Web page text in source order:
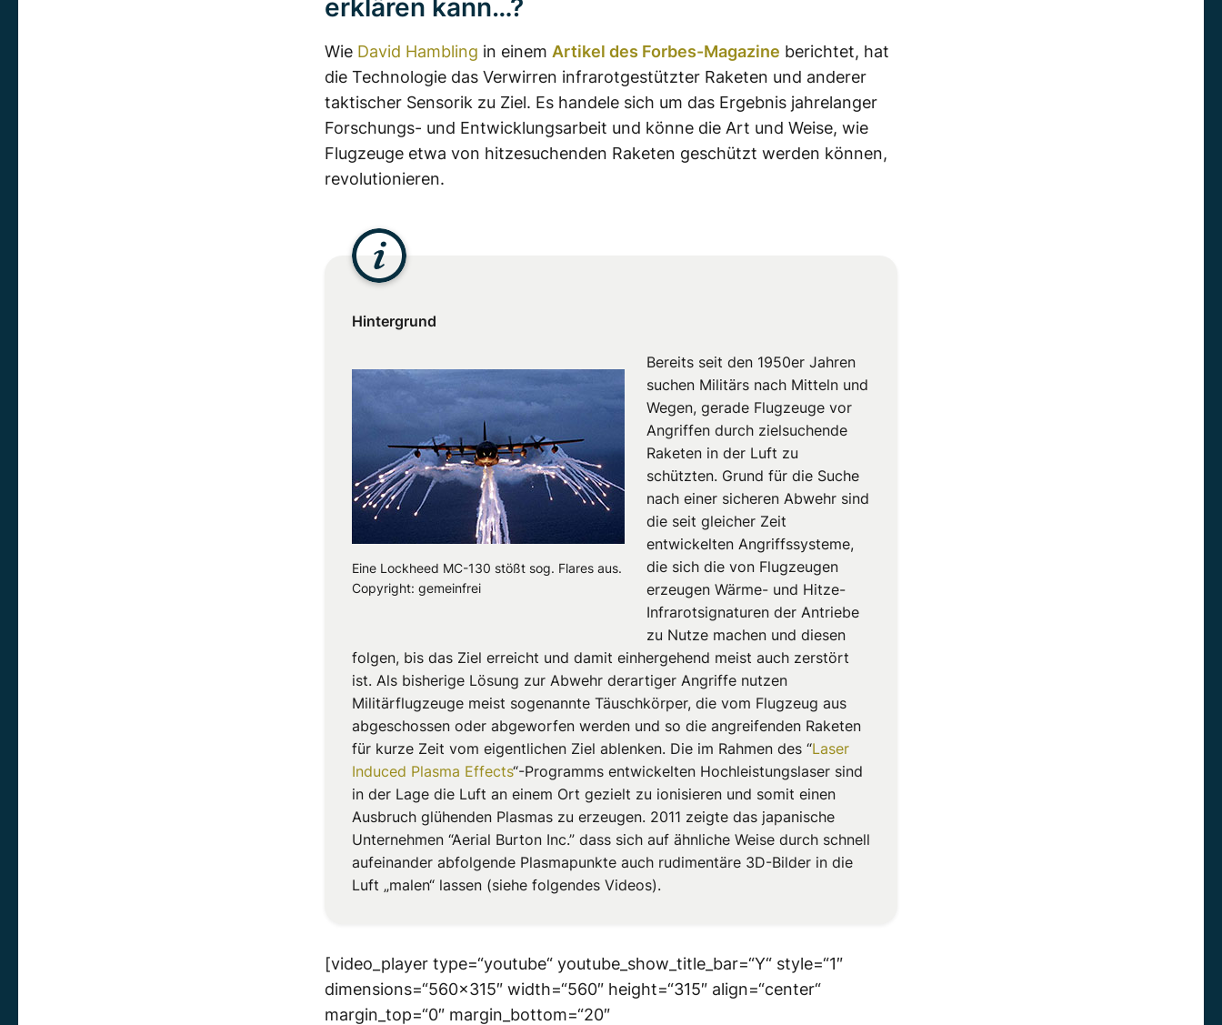
erklären kann…?
Wie David Hambling in einem Artikel des Forbes-Magazine berichtet, hat
die Technologie das Verwirren infrarotgestützter Raketen und anderer
taktischer Sensorik zu Ziel. Es handele sich um das Ergebnis jahrelanger
Forschungs- und Entwicklungsarbeit und könne die Art und Weise, wie
Flugzeuge etwa von hitzesuchenden Raketen geschützt werden können,
revolutionieren.
Hintergrund
Eine Lockheed MC-130 stößt sog. Flares aus.
Copyright: gemeinfrei
Bereits seit den 1950er Jahren
suchen Militärs nach Mitteln und
Wegen, gerade Flugzeuge vor
Angriffen durch zielsuchende
Raketen in der Luft zu
schützten. Grund für die Suche
nach einer sicheren Abwehr sind
die seit gleicher Zeit
entwickelten Angriffssysteme,
die sich die von Flugzeugen
erzeugen Wärme- und Hitze-
Infrarotsignaturen der Antriebe
zu Nutze machen und diesen
folgen, bis das Ziel erreicht und damit einhergehend meist auch zerstört
ist. Als bisherige Lösung zur Abwehr derartiger Angriffe nutzen
Militärflugzeuge meist sogenannte Täuschkörper, die vom Flugzeug aus
abgeschossen oder abgeworfen werden und so die angreifenden Raketen
für kurze Zeit vom eigentlichen Ziel ablenken. Die im Rahmen des “Laser
Induced Plasma Effects“-Programms entwickelten Hochleistungslaser sind
in der Lage die Luft an einem Ort gezielt zu ionisieren und somit einen
Ausbruch glühenden Plasmas zu erzeugen. 2011 zeigte das japanische
Unternehmen “Aerial Burton Inc.” dass sich auf ähnliche Weise durch schnell
aufeinander abfolgende Plasmapunkte auch rudimentäre 3D-Bilder in die
Luft „malen“ lassen (siehe folgendes Videos).
[video_player type=“youtube“ youtube_show_title_bar=“Y“ style=“1″
dimensions=“560×315″ width=“560″ height=“315″ align=“center“
margin_top=“0″ margin_bottom=“20″